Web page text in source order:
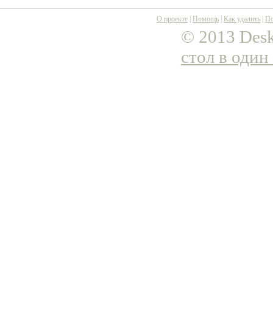
О проекте Помощь Как удалить
© 2013
стол в